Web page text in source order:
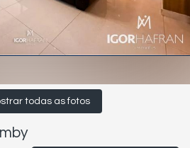
todas as fotos